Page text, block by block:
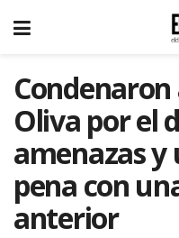
Oliva por el
amenazas
pena con
anterior